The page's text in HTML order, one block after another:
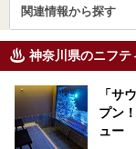
関連情報から探す
神奈川県のニフテ
「サ
プン
ュー